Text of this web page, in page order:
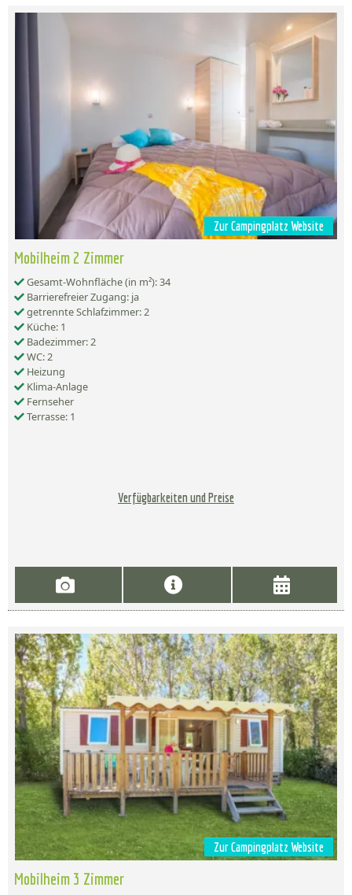
Zur Campingplatz Website
Mobilheim 2 Zimmer
Gesamt-Wohnfläche (in m²): 34
Barrierefreier Zugang: ja
getrennte Schlafzimmer: 2
Küche: 1
Badezimmer: 2
WC: 2
Heizung
Klima-Anlage
Fernseher
Terrasse: 1
Verfügbarkeiten und Preise
Zur Campingplatz Website
Mobilheim 3 Zimmer